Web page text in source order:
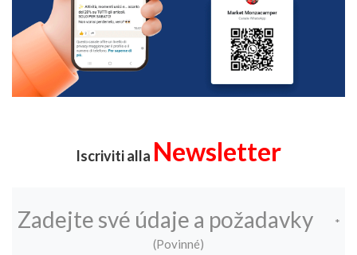
Iscriviti alla Newsletter
Zadejte své údaje a požadavky
*
(Povinné)